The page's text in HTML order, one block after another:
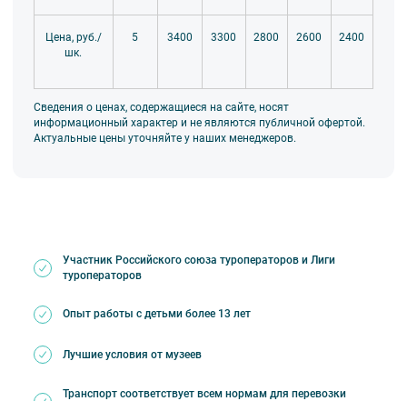
Цена, руб./
шк.
5 3400 3300 2800 2600 2400
Сведения о ценах, содержащиеся на сайте, носят
информационный характер и не являются публичной офертой.
Актуальные цены уточняйте у наших менеджеров.
Участник Российского союза туроператоров и Лиги
туроператоров
Опыт работы с детьми более 13 лет
Лучшие условия от музеев
Транспорт соответствует всем нормам для перевозки